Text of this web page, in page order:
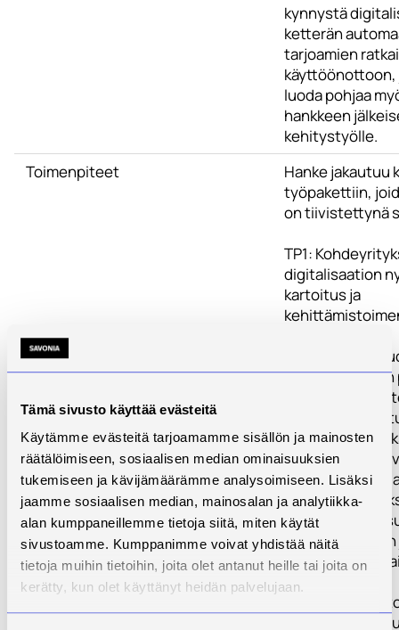
Tämä sivusto käyttää evästeitä
Käytämme evästeitä tarjoamamme sisällön ja mainosten
räätälöimiseen, sosiaalisen median ominaisuuksien
tukemiseen ja kävijämäärämme analysoimiseen. Lisäksi
jaamme sosiaalisen median, mainosalan ja analytiikka-
alan kumppaneillemme tietoja siitä, miten käytät
sivustoamme. Kumppanimme voivat yhdistää näitä
tietoja muihin tietoihin, joita olet antanut heille tai joita on
kerätty, kun olet käyttänyt heidän palvelujaan.
kynnystä
ketterän
tarjoamien
käyttöönottoon,
luoda pohjaa
hankkeen
kehitystyölle.
Toimenpiteet
Hanke jakautuu
työpakettiin,
on tiivistettynä
TP1:
digitalisaation
kartoitus ja
Työpaketissa
kohdeyrityksien
ja toiminnan
tavoitteena on
priorisoida
toimintaan
ongelmakohtia
Lisäksi
pilotoida
ongelmakohtien
haasteiden
TP2: Ratkaisut
tuotannon-, ja